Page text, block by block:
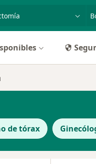
enfermedad o
de tórax